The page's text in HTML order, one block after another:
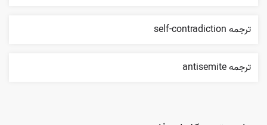
ترجمه self-contradiction
ترجمه antisemite